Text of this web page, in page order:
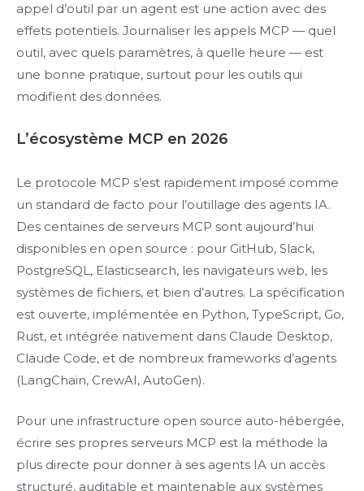
appel d’outil par un agent est une action avec des
effets potentiels. Journaliser les appels MCP — quel
outil, avec quels paramètres, à quelle heure — est
une bonne pratique, surtout pour les outils qui
modifient des données.
L’écosystème MCP en 2026
Le protocole MCP s’est rapidement imposé comme
un standard de facto pour l’outillage des agents IA.
Des centaines de serveurs MCP sont aujourd’hui
disponibles en open source : pour GitHub, Slack,
PostgreSQL, Elasticsearch, les navigateurs web, les
systèmes de fichiers, et bien d’autres. La spécification
est ouverte, implémentée en Python, TypeScript, Go,
Rust, et intégrée nativement dans Claude Desktop,
Claude Code, et de nombreux frameworks d’agents
(LangChain, CrewAI, AutoGen).
Pour une infrastructure open source auto-hébergée,
écrire ses propres serveurs MCP est la méthode la
plus directe pour donner à ses agents IA un accès
structuré, auditable et maintenable aux systèmes